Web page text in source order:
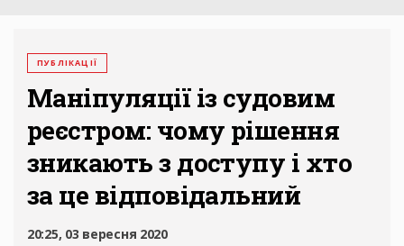
ПУБЛІКАЦІЇ
Маніпуляції із судовим
реєстром: чому рішення
зникають з доступу і хто
за це відповідальний
20:25, 03 вересня 2020